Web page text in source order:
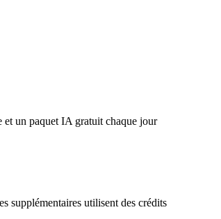
un paquet IA gratuit chaque jour
supplémentaires utilisent des crédits